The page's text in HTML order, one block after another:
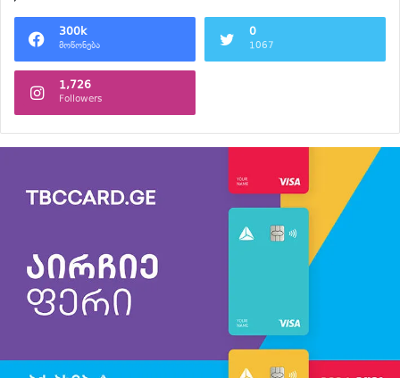
300k
მოწონება
0
1067
1,726
Followers